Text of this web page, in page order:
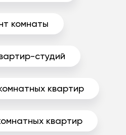
комнаты
студий
квартир
квартир